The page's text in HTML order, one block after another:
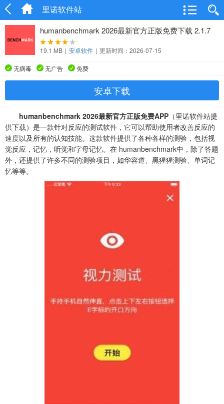
里诺软件站
humanbenchmark 2026最新官方正版免费下载 2.1.7
19.1 MB | 安卓软件 | 更新时间：2026-07-15
无病毒 无广告 免费
安卓下载
humanbenchmark 2026最新官方正版免费APP （里诺软件站提
供下载）是一款针对反应的测试软件，它可以帮助使用者改善反应的
速度以及所有的认知技能。这款软件提供了各种各样的测验，包括视
觉反应，记忆，听觉和字母记忆。在 humanbenchmark中，除了答题
外，还提供了许多不同的测验项目，如华容道、黑猩猩测验、单词记
忆等等。